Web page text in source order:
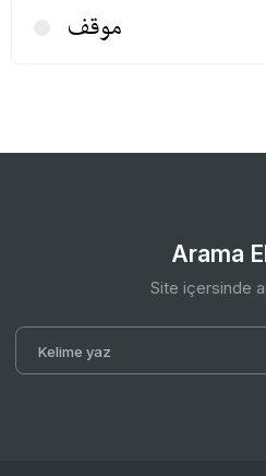
موقف
Arama
Site içersinde